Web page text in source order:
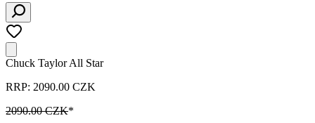
Chuck Taylor All Star
RRP: 2090.00 CZK
2090.00 CZK*